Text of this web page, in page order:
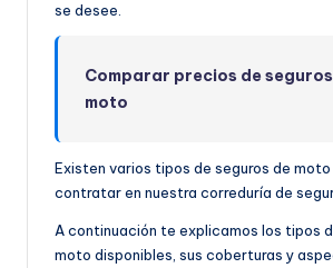
se desee.
Comparar precios de
moto
Existen varios tipos de seguros de moto
contratar en nuestra correduría de
A continuación te explicamos los tipos
moto disponibles, sus coberturas y